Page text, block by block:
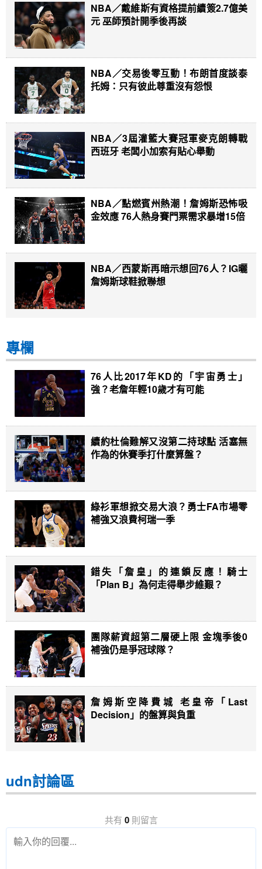
NBA／戴維斯有資格提前續簽2.7億美
元 巫師預計開季後再談
NBA／交易後零互動！布朗首度談泰
托姆：只有彼此尊重沒有怨恨
NBA／3屆灌籃大賽冠軍麥克朗轉戰
西班牙 老闆小加索有貼心舉動
NBA／點燃賓州熱潮！詹姆斯恐怖吸
金效應 76人熱身賽門票需求暴增15倍
NBA／西蒙斯再暗示想回76人？IG曬
詹姆斯球鞋掀聯想
專欄
76人比2017年KD的「宇宙勇士」
強？老詹年輕10歲才有可能
續約杜倫難解又沒第二持球點 活塞無
作為的休賽季打什麼算盤？
綠衫軍想掀交易大浪？勇士FA市場零
補強又浪費柯瑞一季
錯失「詹皇」的連鎖反應！騎士
「Plan B」為何走得舉步維艱？
團隊薪資超第二層硬上限 金塊季後0
補強仍是爭冠球隊？
詹姆斯空降費城 老皇帝「Last
Decision」的盤算與負重
udn討論區
共有 0則留言